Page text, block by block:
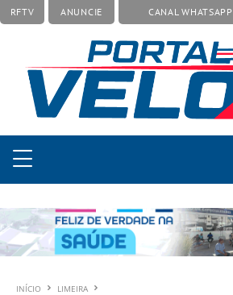
RFTV ANUNCIE CANAL WHATSAPP
INÍCIO
LIMEIRA